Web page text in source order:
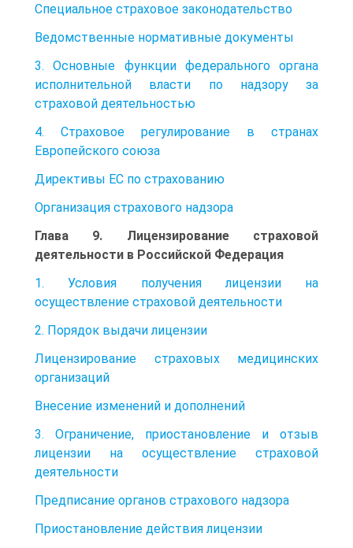
Специальное страховое законодательство
Ведомственные нормативные документы
3. Основные функции федерального органа
исполнительной власти по надзору за
страховой деятельностью
4. Страховое регулирование в странах
Европейского союза
Директивы ЕС по страхованию
Организация страхового надзора
Глава 9. Лицензирование страховой
деятельности в Российской Федерация
1. Условия получения лицензии на
осуществление страховой деятельности
2. Порядок выдачи лицензии
Лицензирование страховых медицинских
организаций
Внесение изменений и дополнений
3. Ограничение, приостановление и отзыв
лицензии на осуществление страховой
деятельности
Предписание органов страхового надзора
Приостановление действия лицензии